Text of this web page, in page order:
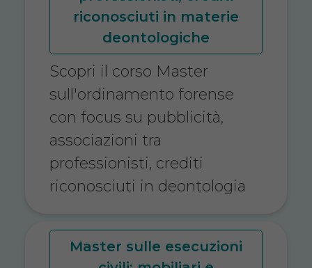
riconosciuti in materie
deontologiche
Scopri il corso Master
sull'ordinamento forense
con focus su pubblicità,
associazioni tra
professionisti, crediti
riconosciuti in deontologia
Master sulle esecuzioni